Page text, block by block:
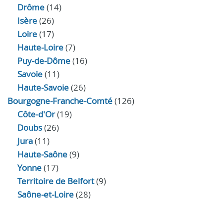
Drôme(14)
Isère(26)
Loire(17)
Haute-Loire(7)
Puy-de-Dôme(16)
Savoie(11)
Haute-Savoie(26)
Bourgogne-Franche-Comté(126)
Côte-d'Or(19)
Doubs(26)
Jura(11)
Haute‑Saône(9)
Yonne(17)
Territoire de Belfort(9)
Saône-et-Loire(28)